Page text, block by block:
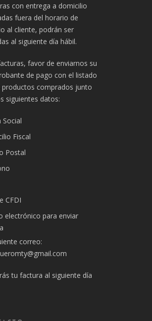
con entrega a domicilio
fuera del horario de
al cliente, podrán ser
al siguiente día hábil.
favor de enviarnos su
de pago con el listado
productos comprados junto
siguientes datos:
Social
Fiscal
Postal
CFDI
electrónico para enviar
correo:
tu factura al siguiente día